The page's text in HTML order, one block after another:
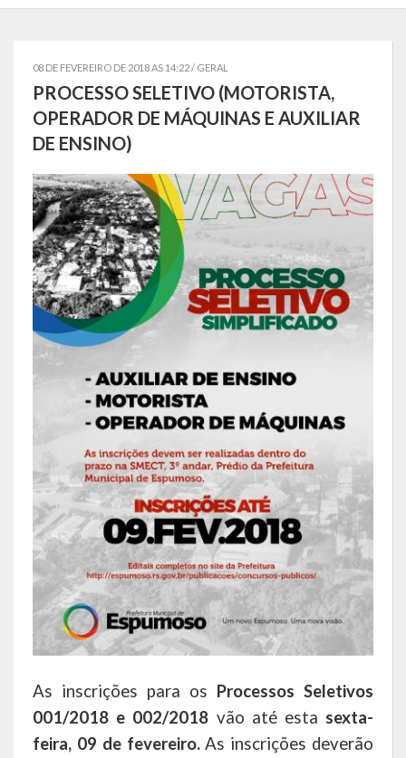
Símbolos
Conselhos Municipais
Gabinete do Prefeito Municipal
Procuradoria e Assessoria Jurídica
Coordenadoria do Sistema de Controle Interno
Acompanhamento de Ações e Obras
Secretarias Municipais
Agricultura e Meio Ambiente
Assistência Social e Habitação
Coordenação e Planejamento
Educação, Cultura e Turismo
Obras e Serviços Urbanos
Saúde
Transportes e Trânsito
Geral do Governo
Cultura e Turismo
08 DE FEVEREIRO DE 2018 AS 14:22 / GERAL
PROCESSO SELETIVO (MOTORISTA,
OPERADOR DE MÁQUINAS E AUXILIAR
DE ENSINO)
As inscrições para os Processos Seletivos
001/2018 e 002/2018 vão até esta sexta-
feira, 09 de fevereiro.As inscrições deverão